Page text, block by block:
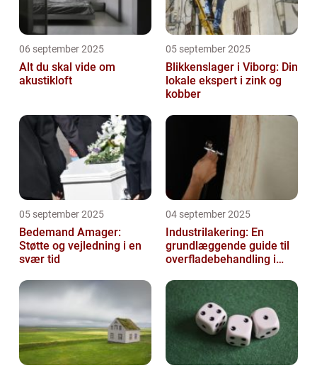
06 september 2025
Alt du skal vide om
akustikloft
05 september 2025
Blikkenslager i Viborg: Din
lokale ekspert i zink og
kobber
05 september 2025
Bedemand Amager:
Støtte og vejledning i en
svær tid
04 september 2025
Industrilakering: En
grundlæggende guide til
overfladebehandling i